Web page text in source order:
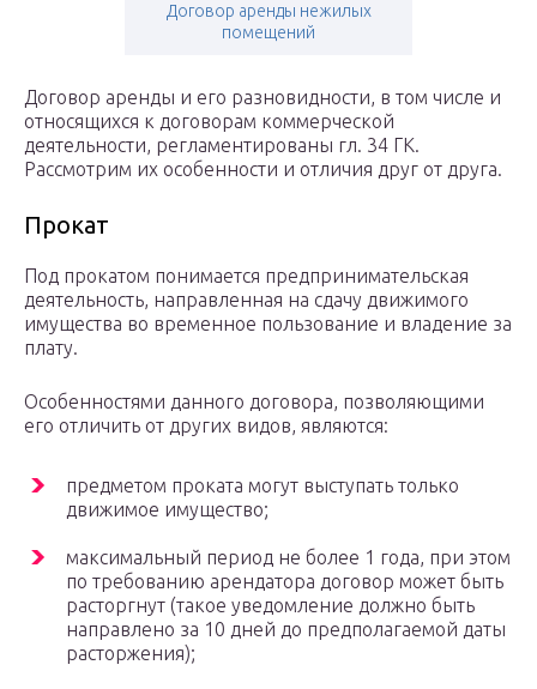
Договор аренды нежилых
помещений
Договор аренды и его разновидности, в том числе и
относящихся к договорам коммерческой
деятельности, регламентированы гл. 34 ГК.
Рассмотрим их особенности и отличия друг от друга.
Прокат
Под прокатом понимается предпринимательская
деятельность, направленная на сдачу движимого
имущества во временное пользование и владение за
плату.
Особенностями данного договора, позволяющими
его отличить от других видов, являются:
предметом проката могут выступать только
движимое имущество;
максимальный период не более 1 года, при этом
по требованию арендатора договор может быть
расторгнут (такое уведомление должно быть
направлено за 10 дней до предполагаемой даты
расторжения);